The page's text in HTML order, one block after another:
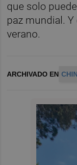
que solo
paz mundial.
verano.
ARCHIVADO EN